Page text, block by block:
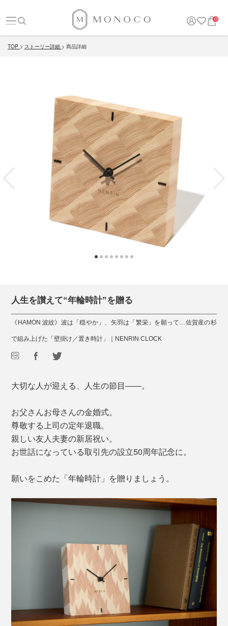
0
TOP ストーリー詳細 商品詳細
人生を讃えて“年輪時計”を贈る
《HAMON 波紋》波は「穏やか」、矢羽は「繁栄」を願って…佐賀産の杉
で組み上げた「壁掛け／置き時計」｜NENRIN CLOCK
大切な人が迎える、人生の節目――。
お父さんお母さんの金婚式。
尊敬する上司の定年退職。
親しい友人夫妻の新居祝い。
お世話になっている取引先の設立50周年記念に。
願いをこめた「年輪時計」を贈りましょう。